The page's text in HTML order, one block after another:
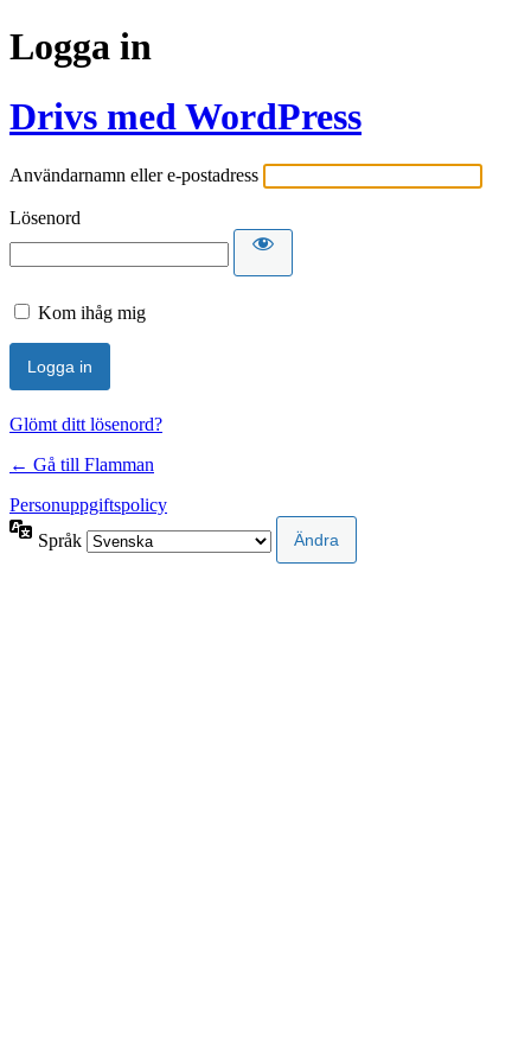
Logga in
Drivs med WordPress
Användarnamn eller e-postadress
Lösenord
Kom ihåg mig
Glömt ditt lösenord?
← Gå till Flamman
Personuppgiftspolicy
Språk